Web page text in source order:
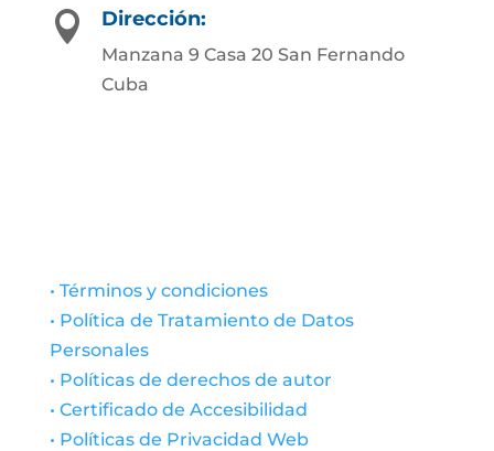
 Dirección:
Manzana 9 Casa 20 San Fernando
Cuba
• Términos y condiciones
• Política de Tratamiento de Datos
Personales
• Políticas de derechos de autor
• Certificado de Accesibilidad
• Políticas de Privacidad Web